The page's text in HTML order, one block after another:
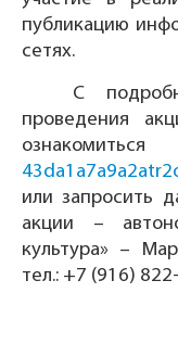
публикацию
сетях.
С
проведения
или запросить
акции –
культура» –
тел.: +7 (916)